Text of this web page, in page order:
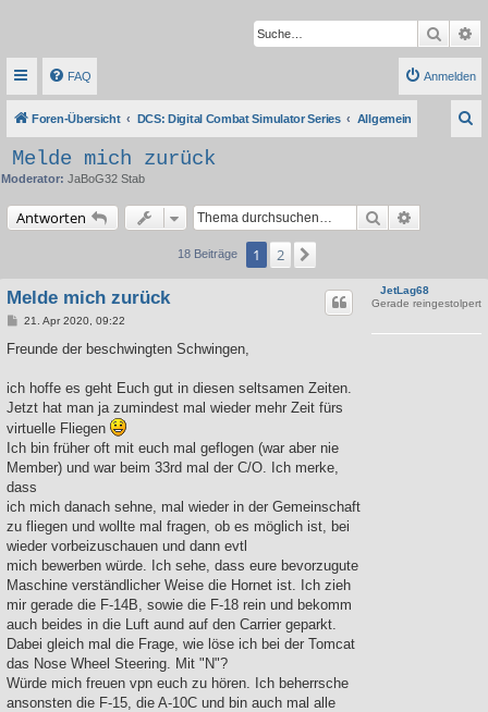
Suche
FAQ Anmelden
Foren-Übersicht DCS: Digital Combat Simulator Series Allgemein
Melde mich zurück
Moderator: JaBoG32 Stab
Antworten Suche
18 Beiträge 1 2
JetLag68
Gerade reingestolpert
Melde mich zurück
B
i
a
21. Apr 2020, 09:22
Freunde der beschwingten Schwingen,
ich hoffe es geht Euch gut in diesen seltsamen Zeiten.
Jetzt hat man ja zumindest mal wieder mehr Zeit fürs
virtuelle Fliegen
Ich bin früher oft mit euch mal geflogen (war aber nie
Member) und war beim 33rd mal der C/O. Ich merke,
dass
ich mich danach sehne, mal wieder in der Gemeinschaft
zu fliegen und wollte mal fragen, ob es möglich ist, bei
wieder vorbeizuschauen und dann evtl
mich bewerben würde. Ich sehe, dass eure bevorzugute
Maschine verständlicher Weise die Hornet ist. Ich zieh
mir gerade die F-14B, sowie die F-18 rein und bekomm
auch beides in die Luft aund auf den Carrier geparkt.
Dabei gleich mal die Frage, wie löse ich bei der Tomcat
das Nose Wheel Steering. Mit "N"?
Würde mich freuen vpn euch zu hören. Ich beherrsche
ansonsten die F-15, die A-10C und bin auch mal alle